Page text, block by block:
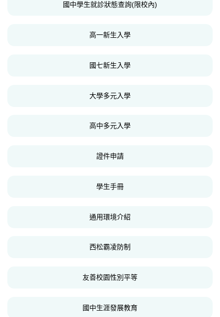
國中學生就診狀態查詢(限校內)
高一新生入學
國七新生入學
大學多元入學
高中多元入學
證件申請
學生手冊
通用環境介紹
西松霸凌防制
友善校園性別平等
國中生涯發展教育